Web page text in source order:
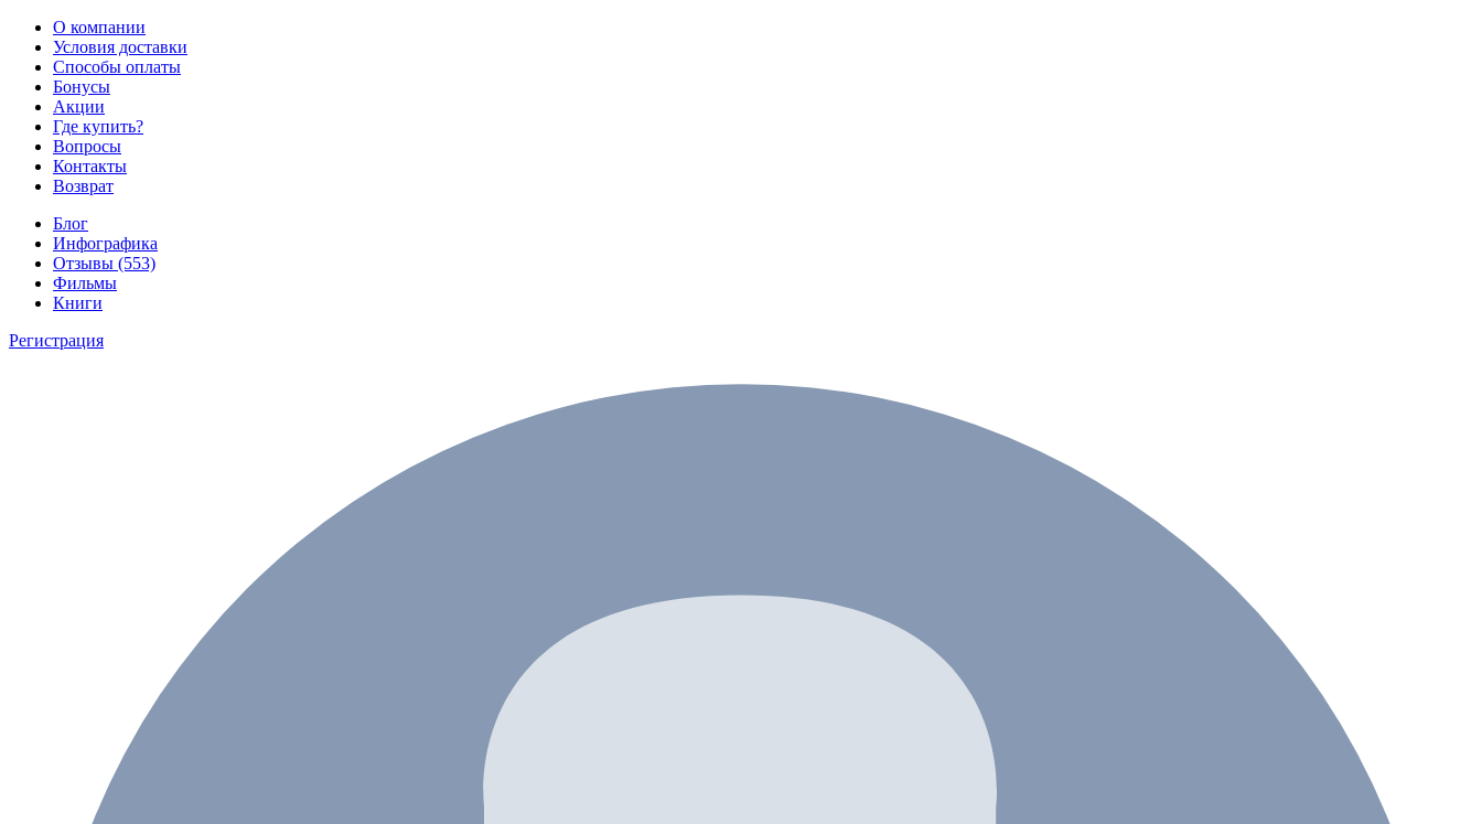
О компании
Условия доставки
Способы оплаты
Бонусы
Акции
Где купить?
Вопросы
Контакты
Возврат
Блог
Инфографика
Отзывы (553)
Фильмы
Книги
Регистрация